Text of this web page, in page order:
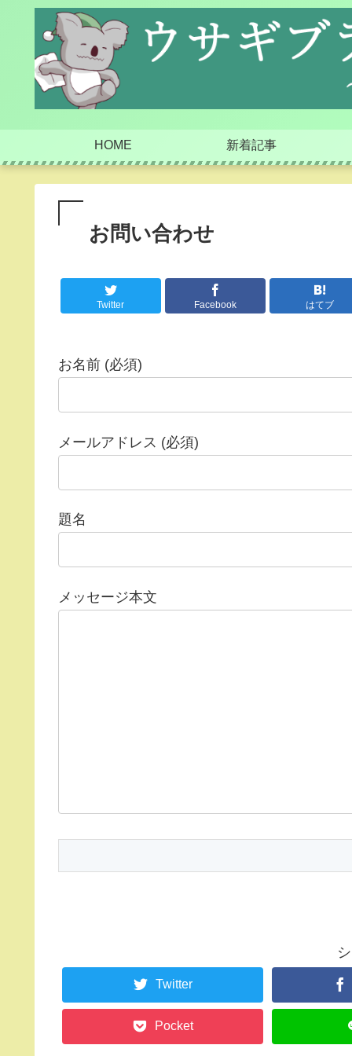
HOME 新着記事
お問い合わせ
Twitter Facebook はてブ
お名前 (必須)
メールアドレス (必須)
題名
メッセージ本文
Twitter
Pocket